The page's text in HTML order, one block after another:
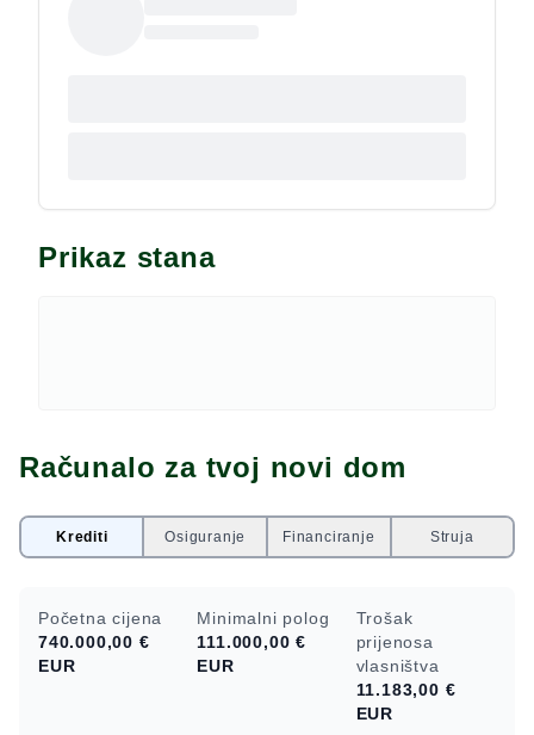
Prikaz stana
Računalo za tvoj novi dom
Krediti Osiguranje Financiranje Struja
Početna cijena
740.000,00 €
EUR
Minimalni polog
111.000,00 €
EUR
Trošak
prijenosa
vlasništva
11.183,00 €
EUR